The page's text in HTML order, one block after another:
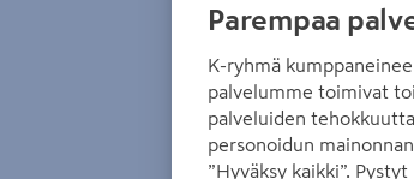
Parempaa
K-ryhmä
palvelumme toimivat
palveluiden
personoidun
”Hyväksy kaikki”.